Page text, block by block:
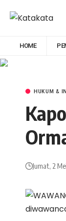
HOME
HUKUM &
Jumat, 2